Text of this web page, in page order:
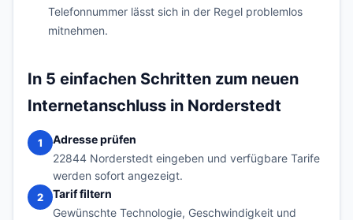
Telefonnummer lässt sich in der Regel problemlos
mitnehmen.
In 5 einfachen Schritten zum neuen
Internetanschluss in Norderstedt
1
Adresse prüfen
22844 Norderstedt eingeben und verfügbare Tarife
werden sofort angezeigt.
2
Tarif filtern
Gewünschte Technologie, Geschwindigkeit und